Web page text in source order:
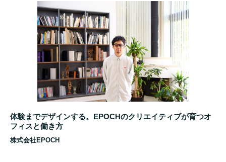
体験までデザインする。EPOCHのクリエイティブが育つオ
フィスと働き方
株式会社EPOCH